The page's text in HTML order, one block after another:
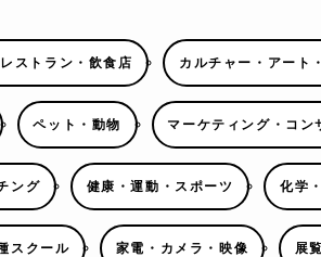
ストラン・飲食店 カルチャー・アート
ペット・動物 マーケティング・コン
ング 健康・運動・スポーツ 化学
スクール 家電・カメラ・映像 展